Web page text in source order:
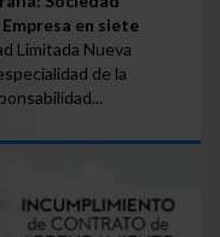
Empresa en siete
Limitada Nueva
de la